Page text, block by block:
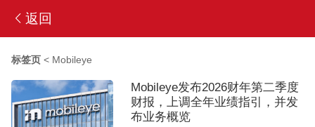
返回
标签页< Mobileye
Mobileye发布2026财年第二季度
财报，上调全年业绩指引，并发
布业务概览